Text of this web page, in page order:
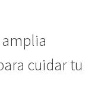
cuidar tu